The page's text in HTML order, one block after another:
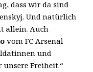
dass wir da sind
Und natürlich
allein. Auch
vom FC Arsenal
und
unsere Freiheit.“